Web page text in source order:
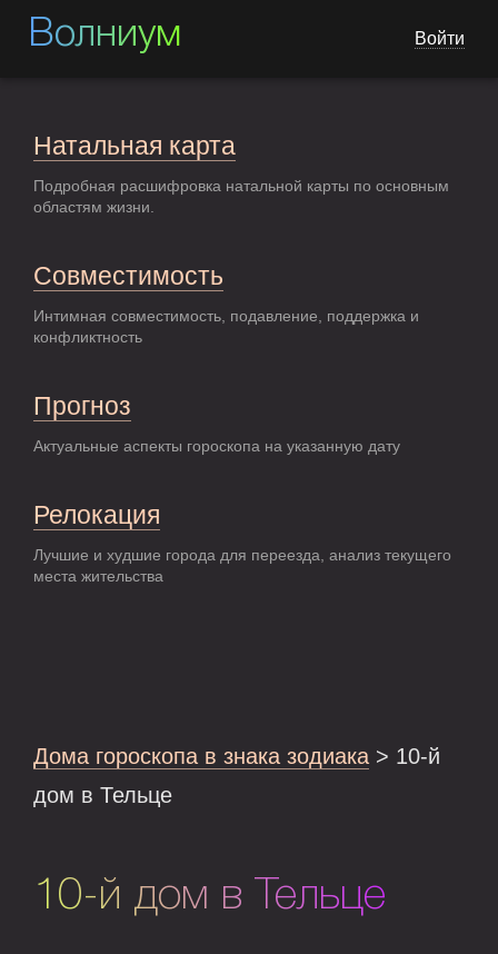
Волниум Войти
Натальная карта
Подробная расшифровка натальной карты по основным
областям жизни.
Совместимость
Интимная совместимость, подавление, поддержка и
конфликтность
Прогноз
Актуальные аспекты гороскопа на указанную дату
Релокация
Лучшие и худшие города для переезда, анализ текущего
места жительства
Дома гороскопа в знака зодиака > 10-й
дом в Тельце
10-й дом в Тельце